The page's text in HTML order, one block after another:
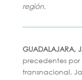
región.
GUADALAJARA,
precedentes
transnacional,